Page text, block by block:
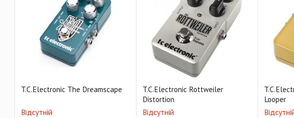
T.C.Electronic The Dreamscape
Відсутній
T.C.Electronic Rottweiler
Distortion
Відсутній
Looper